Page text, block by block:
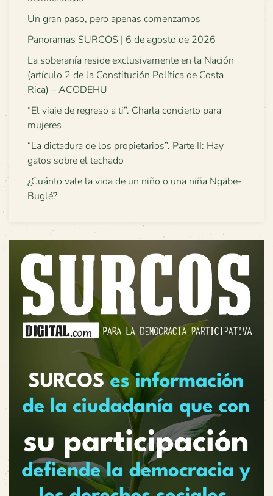
Un gran paso, pero apenas comenzamos
Panoramas SURCOS | 6 de agosto de 2026
La soberanía reside exclusivamente en la Nación
(artículo 2 de la Constitución Política de Costa
Rica) – ACODEHU
“El viaje de regreso a ti”. Charla concierto para
mujeres
“La dictadura de los propietarios”. Parte II: Hay
gatos sobre el techado
¿Cuánto vale la vida de un niño o una niña Ngäbe-
Buglé?